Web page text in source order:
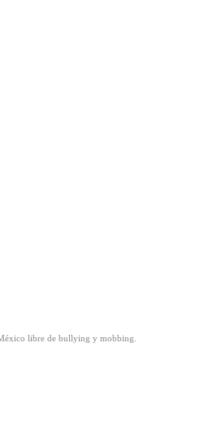
libre de bullying y mobbing.